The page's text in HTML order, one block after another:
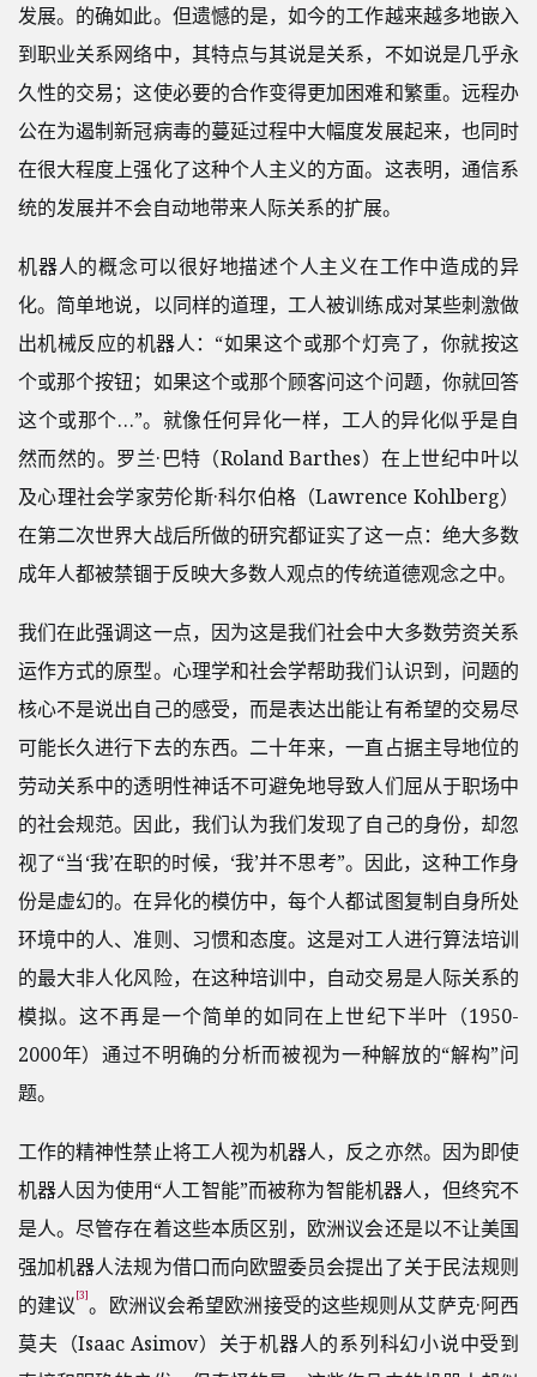
发展。的确如此。但遗憾的是，如今的工作越来越多地嵌入
到职业关系网络中，其特点与其说是关系，不如说是几乎永
久性的交易；这使必要的合作变得更加困难和繁重。远程办
公在为遏制新冠病毒的蔓延过程中大幅度发展起来，也同时
在很大程度上强化了这种个人主义的方面。这表明，通信系
统的发展并不会自动地带来人际关系的扩展。
机器人的概念可以很好地描述个人主义在工作中造成的异
化。简单地说，以同样的道理，工人被训练成对某些刺激做
出机械反应的机器人：“如果这个或那个灯亮了，你就按这
个或那个按钮；如果这个或那个顾客问这个问题，你就回答
这个或那个…”。就像任何异化一样，工人的异化似乎是自
然而然的。罗兰·巴特（Roland Barthes）在上世纪中叶以
及心理社会学家劳伦斯·科尔伯格（Lawrence Kohlberg）
在第二次世界大战后所做的研究都证实了这一点：绝大多数
成年人都被禁锢于反映大多数人观点的传统道德观念之中。
我们在此强调这一点，因为这是我们社会中大多数劳资关系
运作方式的原型。心理学和社会学帮助我们认识到，问题的
核心不是说出自己的感受，而是表达出能让有希望的交易尽
可能长久进行下去的东西。二十年来，一直占据主导地位的
劳动关系中的透明性神话不可避免地导致人们屈从于职场中
的社会规范。因此，我们认为我们发现了自己的身份，却忽
视了“当‘我’在职的时候，‘我’并不思考”。因此，这种工作身
份是虚幻的。在异化的模仿中，每个人都试图复制自身所处
环境中的人、准则、习惯和态度。这是对工人进行算法培训
的最大非人化风险，在这种培训中，自动交易是人际关系的
模拟。这不再是一个简单的如同在上世纪下半叶（1950-
2000年）通过不明确的分析而被视为一种解放的“解构”问
题。
工作的精神性禁止将工人视为机器人，反之亦然。因为即使
机器人因为使用“人工智能”而被称为智能机器人，但终究不
是人。尽管存在着这些本质区别，欧洲议会还是以不让美国
强加机器人法规为借口而向欧盟委员会提出了关于民法规则
的建议[3]。欧洲议会希望欧洲接受的这些规则从艾萨克·阿西
莫夫（Isaac Asimov）关于机器人的系列科幻小说中受到